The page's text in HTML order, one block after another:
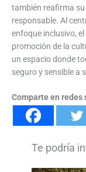
también reafirma
responsable. Al
enfoque inclusivo,
promoción de la
un espacio donde
seguro y sensible a
Comparte en redes